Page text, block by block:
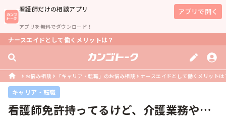
看護師だけの相談アプリ
アプリを無料でダウンロード！
アプリで開く
ナースエイドとして働くメリットは？
お悩み相談 「キャリア・転職」のお悩み相談 ナースエイドとして働くメリットは
キャリア・転職
看護師免許持ってるけど、介護業務やナ